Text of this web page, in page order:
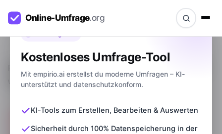
Kostenloses Umfrage-Tool
Mit empirio.ai erstellst du moderne Umfragen – KI-
unterstützt und datenschutzkonform.
KI-Tools zum Erstellen, Bearbeiten & Auswerten
Sicherheit durch 100% Datenspeicherung in der
wie du sie vermeidest